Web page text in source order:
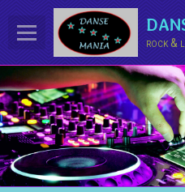
rock &
ACCUEIL
LE CLUB
La LINE DANCE
Le ROCK